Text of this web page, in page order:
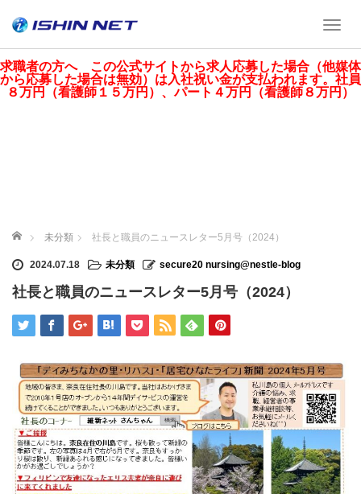
求職者の方へ この公式サイトから求人応募した場合（他媒体
から応募した場合は無効）は入社祝い金が支払われます。社員
８万円（看護師１５万円）、パート４万円（看護師８万円）
T
g
g
l
ホーム 未分類 社長と職員のニュースレター5月号（2024）
2024.07.18 未分類 secure20 nursing@nestle-blog
社長と職員のニュースレター5月号（2024）